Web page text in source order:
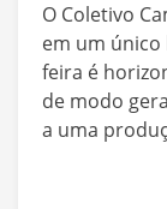
O Coletivo
em um único
feira é
de modo
a uma